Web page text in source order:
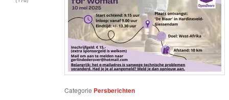
Categorie Persberichten